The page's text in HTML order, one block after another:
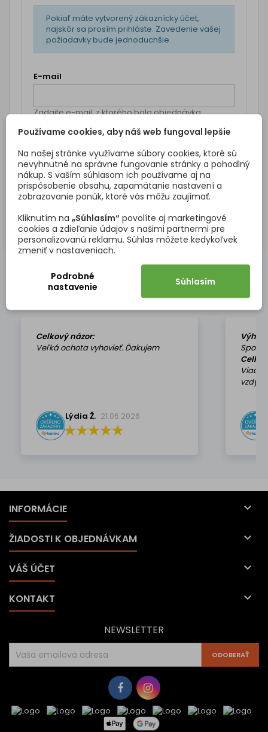
Pokiaľ máte vytvorený zákaznícky účet,
najskôr sa prosím prihláste. Zavedenie vašej
požiadavky bude jednoduchšie.
E-mail
Zadajte e-mail, z ktorého bola objednávka
Zadajte číslo vašej objednávky!
HĽADAŤ OBJEDNÁVKU!
OVERENÉ NAŠIMI ZÁKAZNÍKMI
Celkový názor:
Veľká ochota vyhovieť. Ďakujem
Lýdia Ž. 21.06.2026
vzdy k
INFORMÁCIE 
ŽIADOSTI K OBJEDNÁVKAM 
VÁŠ ÚČET 
KONTAKT 
NEWSLETTER
Používame cookies, aby náš web fungoval lepšie
Na našej stránke využívame súbory cookies, ktoré sú
nevyhnutné na správne fungovanie stránky a pohodlný
nákup. S vaším súhlasom ich používame aj na
prispôsobenie obsahu, zapamätanie nastavení a
zobrazovanie ponúk, ktoré vás môžu zaujímať.
Kliknutím na „Súhlasím“ povolíte aj marketingové
cookies a zdieľanie údajov s našimi partnermi pre
personalizovanú reklamu. Súhlas môžete kedykoľvek
zmeniť v nastaveniach.
Podrobné
nastavenie
Súhlasím